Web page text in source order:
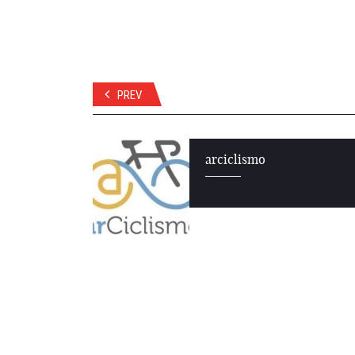
PREV
arciclismo